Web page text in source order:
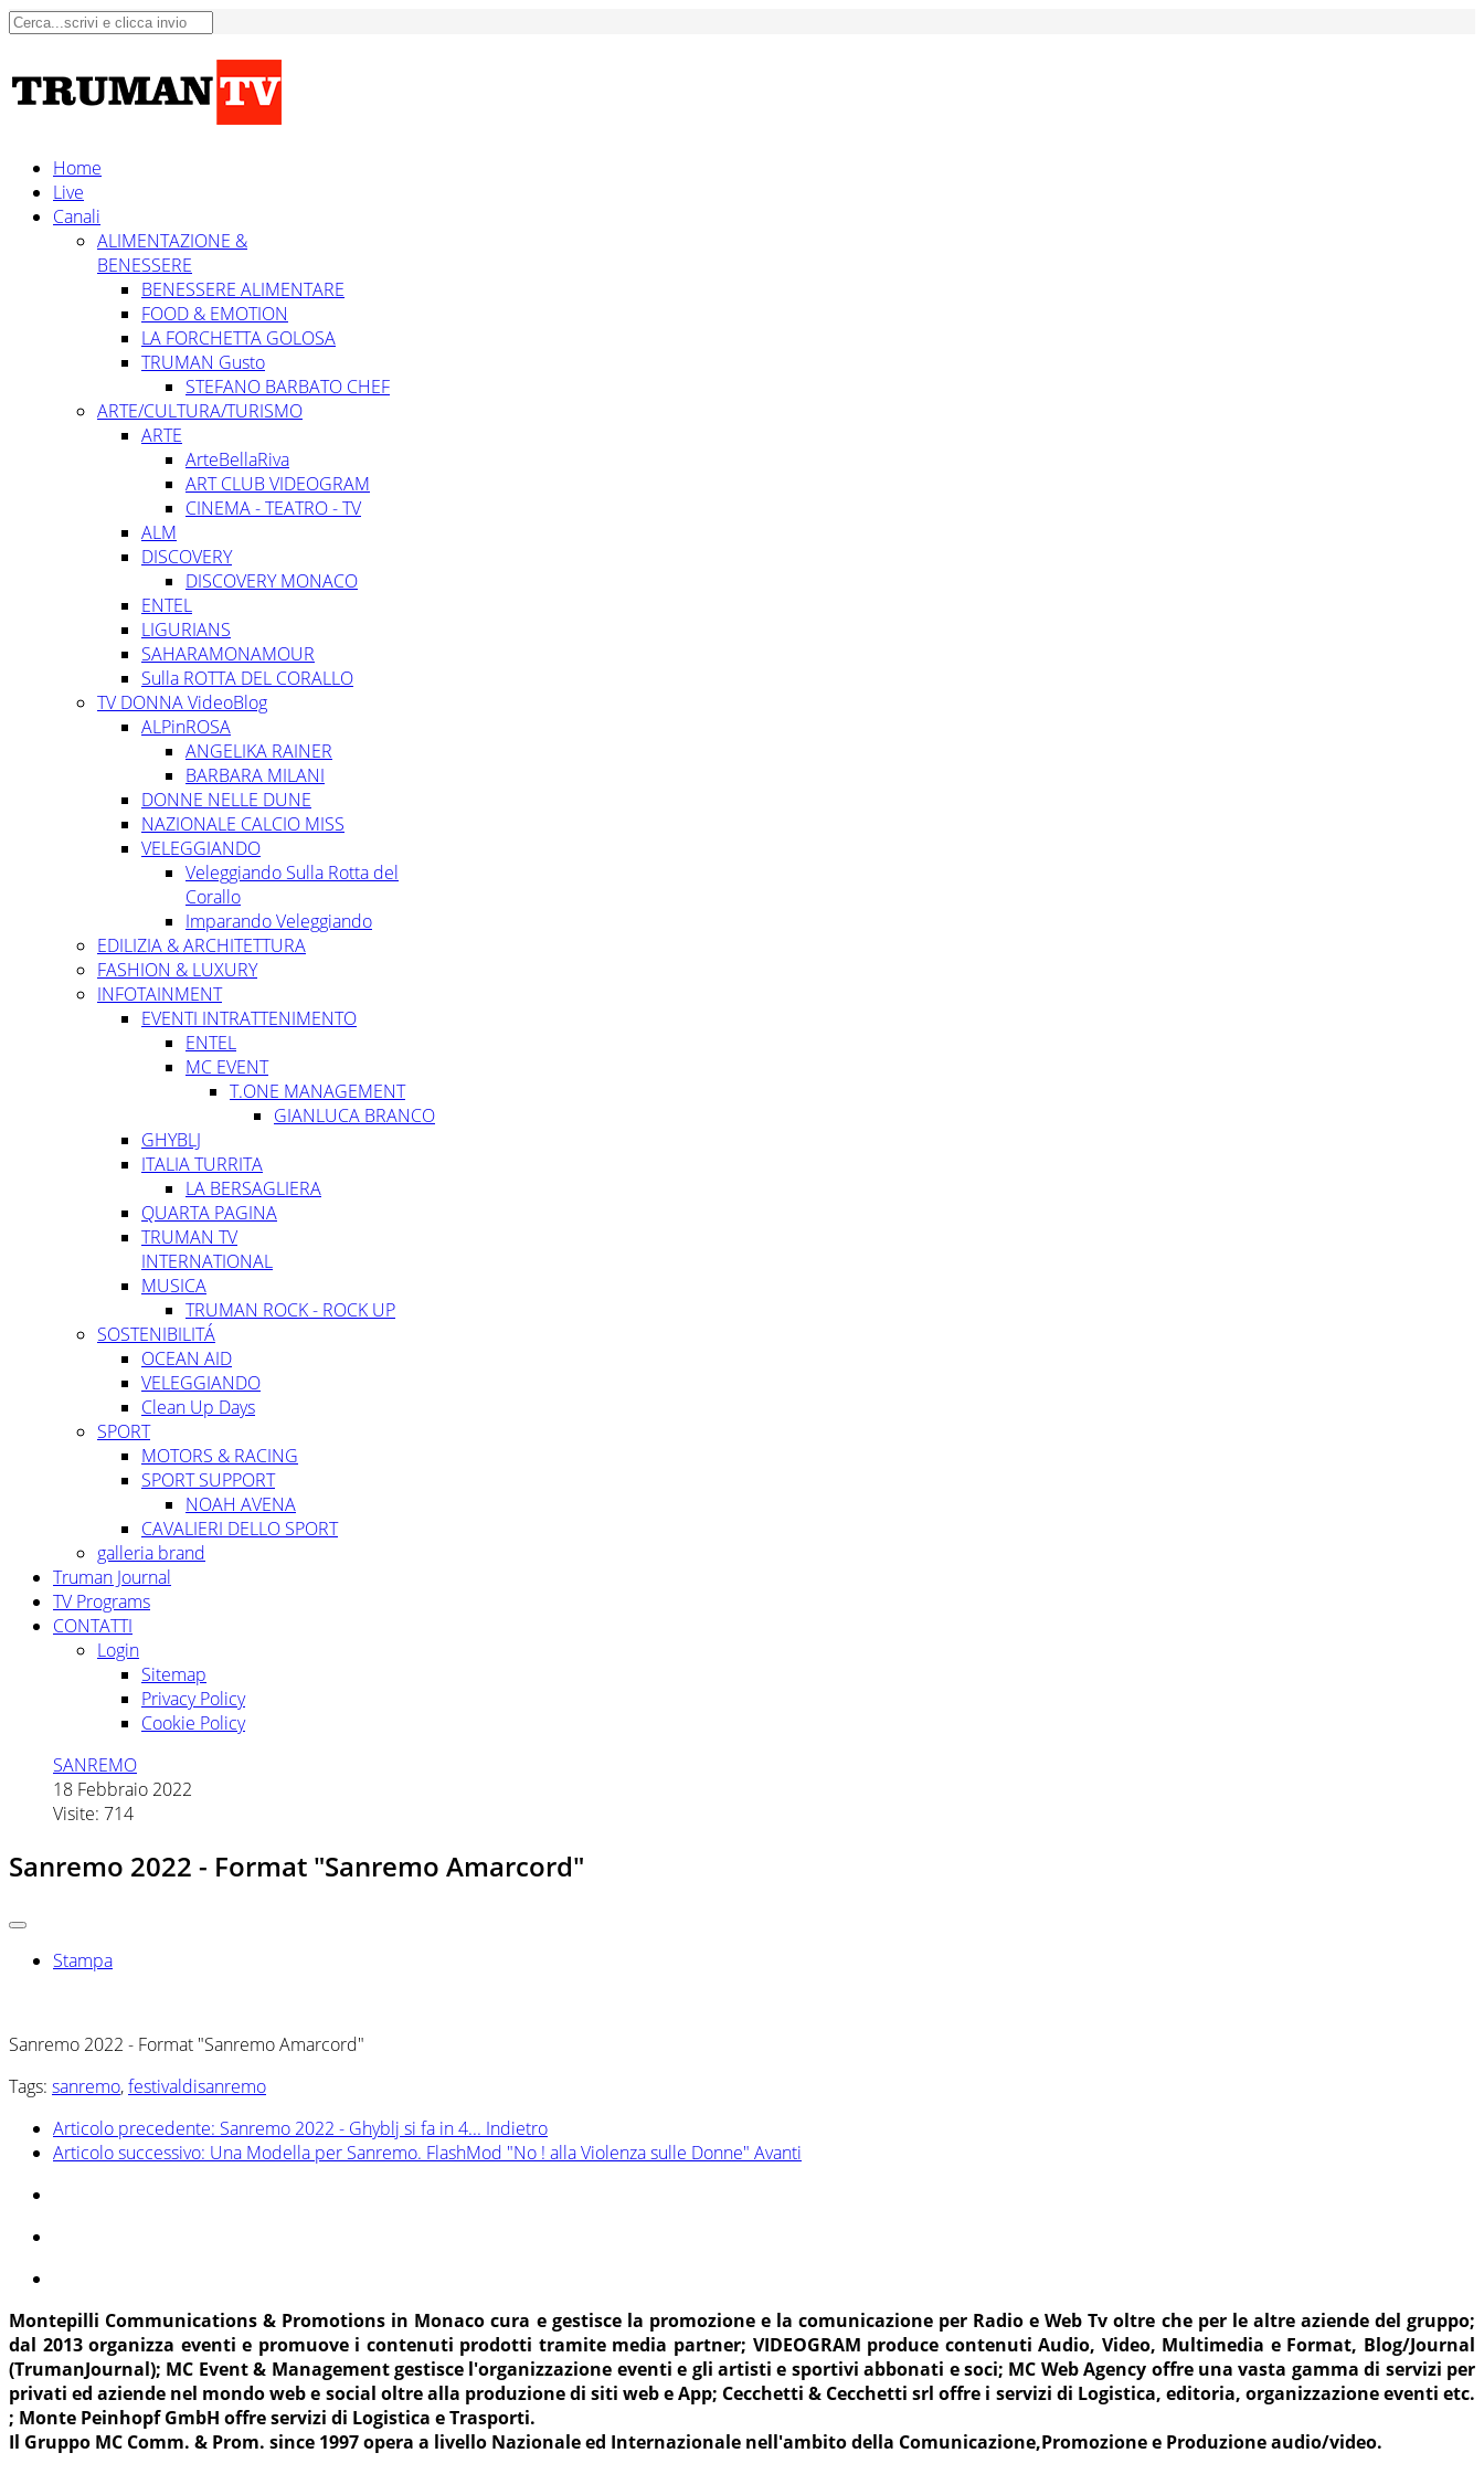
Home
Live
Canali
ALIMENTAZIONE &
BENESSERE
BENESSERE ALIMENTARE
FOOD & EMOTION
LA FORCHETTA GOLOSA
TRUMAN Gusto
STEFANO BARBATO CHEF
ARTE/CULTURA/TURISMO
ARTE
ArteBellaRiva
ART CLUB VIDEOGRAM
CINEMA - TEATRO - TV
ALM
DISCOVERY
DISCOVERY MONACO
ENTEL
LIGURIANS
SAHARAMONAMOUR
Sulla ROTTA DEL CORALLO
TV DONNA VideoBlog
ALPinROSA
ANGELIKA RAINER
BARBARA MILANI
DONNE NELLE DUNE
NAZIONALE CALCIO MISS
VELEGGIANDO
Veleggiando Sulla Rotta del
Corallo
Imparando Veleggiando
EDILIZIA & ARCHITETTURA
FASHION & LUXURY
INFOTAINMENT
EVENTI INTRATTENIMENTO
ENTEL
MC EVENT
T.ONE MANAGEMENT
GIANLUCA BRANCO
GHYBLJ
ITALIA TURRITA
LA BERSAGLIERA
QUARTA PAGINA
TRUMAN TV
INTERNATIONAL
MUSICA
TRUMAN ROCK - ROCK UP
SOSTENIBILITÁ
OCEAN AID
VELEGGIANDO
Clean Up Days
SPORT
MOTORS & RACING
SPORT SUPPORT
NOAH AVENA
CAVALIERI DELLO SPORT
galleria brand
Truman Journal
TV Programs
CONTATTI
Login
Sitemap
Privacy Policy
Cookie Policy
SANREMO
18 Febbraio 2022
Visite: 714
Sanremo 2022 - Format "Sanremo Amarcord"
Stampa
Sanremo 2022 - Format "Sanremo Amarcord"
Tags: sanremo,festivaldisanremo
Articolo precedente: Sanremo 2022 - Ghyblj si fa in 4... Indietro
Articolo successivo: Una Modella per Sanremo. FlashMod "No ! alla Violenza sulle Donne" Avanti
Montepilli Communications & Promotions in Monaco cura e gestisce la promozione e la comunicazione per Radio e Web Tv oltre che per le altre aziende del gruppo;
dal 2013 organizza eventi e promuove i contenuti prodotti tramite media partner; VIDEOGRAM produce contenuti Audio, Video, Multimedia e Format, Blog/Journal
(TrumanJournal); MC Event & Management gestisce l'organizzazione eventi e gli artisti e sportivi abbonati e soci; MC Web Agency offre una vasta gamma di servizi per
privati ed aziende nel mondo web e social oltre alla produzione di siti web e App; Cecchetti & Cecchetti srl offre i servizi di Logistica, editoria, organizzazione eventi etc.
; Monte Peinhopf GmbH offre servizi di Logistica e Trasporti.
Il Gruppo MC Comm. & Prom. since 1997 opera a livello Nazionale ed Internazionale nell'ambito della Comunicazione,Promozione e Produzione audio/video.